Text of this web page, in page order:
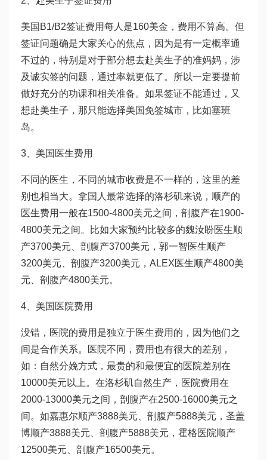
美国B1/B2签证费用每人是160美金，费用不算高。但
签证问题确是大家关心的焦点，因为是有一定概率通
不过的，特别是对于部分想去赴美生子的准妈妈，涉
及诚实签的问题，通过率就更低了。所以一定要提前
做好充分的功课和相关准备。如果签证不能通过，又
想赴美生子，那只能选择美国免签城市，比如塞班
岛。
3、美国医生费用
不同的医生，不同的城市收费是不一样的，这里的差
别也相当大。拿国人最常选择的洛杉矶来说，顺产的
医生费用一般在1500-4800美元之间，剖腹产在1900-
4800美元之间。比如大家预约比较多的魏汝盼医生顺
产3700美元、剖腹产3700美元，郭一智医生顺产
3200美元、剖腹产3200美元，ALEX医生顺产4800美
元、剖腹产4800美元。
4、美国医院费用
没错，医院的费用是独立于医生费用的，因为他们之
间是合作关系。医院不同，费用也有很大的差别，
如：自然分娩方式，最贵的和最便宜的医院差别在
10000美元以上。在洛杉矶自然生产，医院费用在
2000-13000美元之间，剖腹产在2500-16000美元之
间。如嘉惠尔顺产3888美元、剖腹产5888美元，圣盖
博顺产3888美元、剖腹产5888美元，霍格医院顺产
12500美元、剖腹产16500美元。